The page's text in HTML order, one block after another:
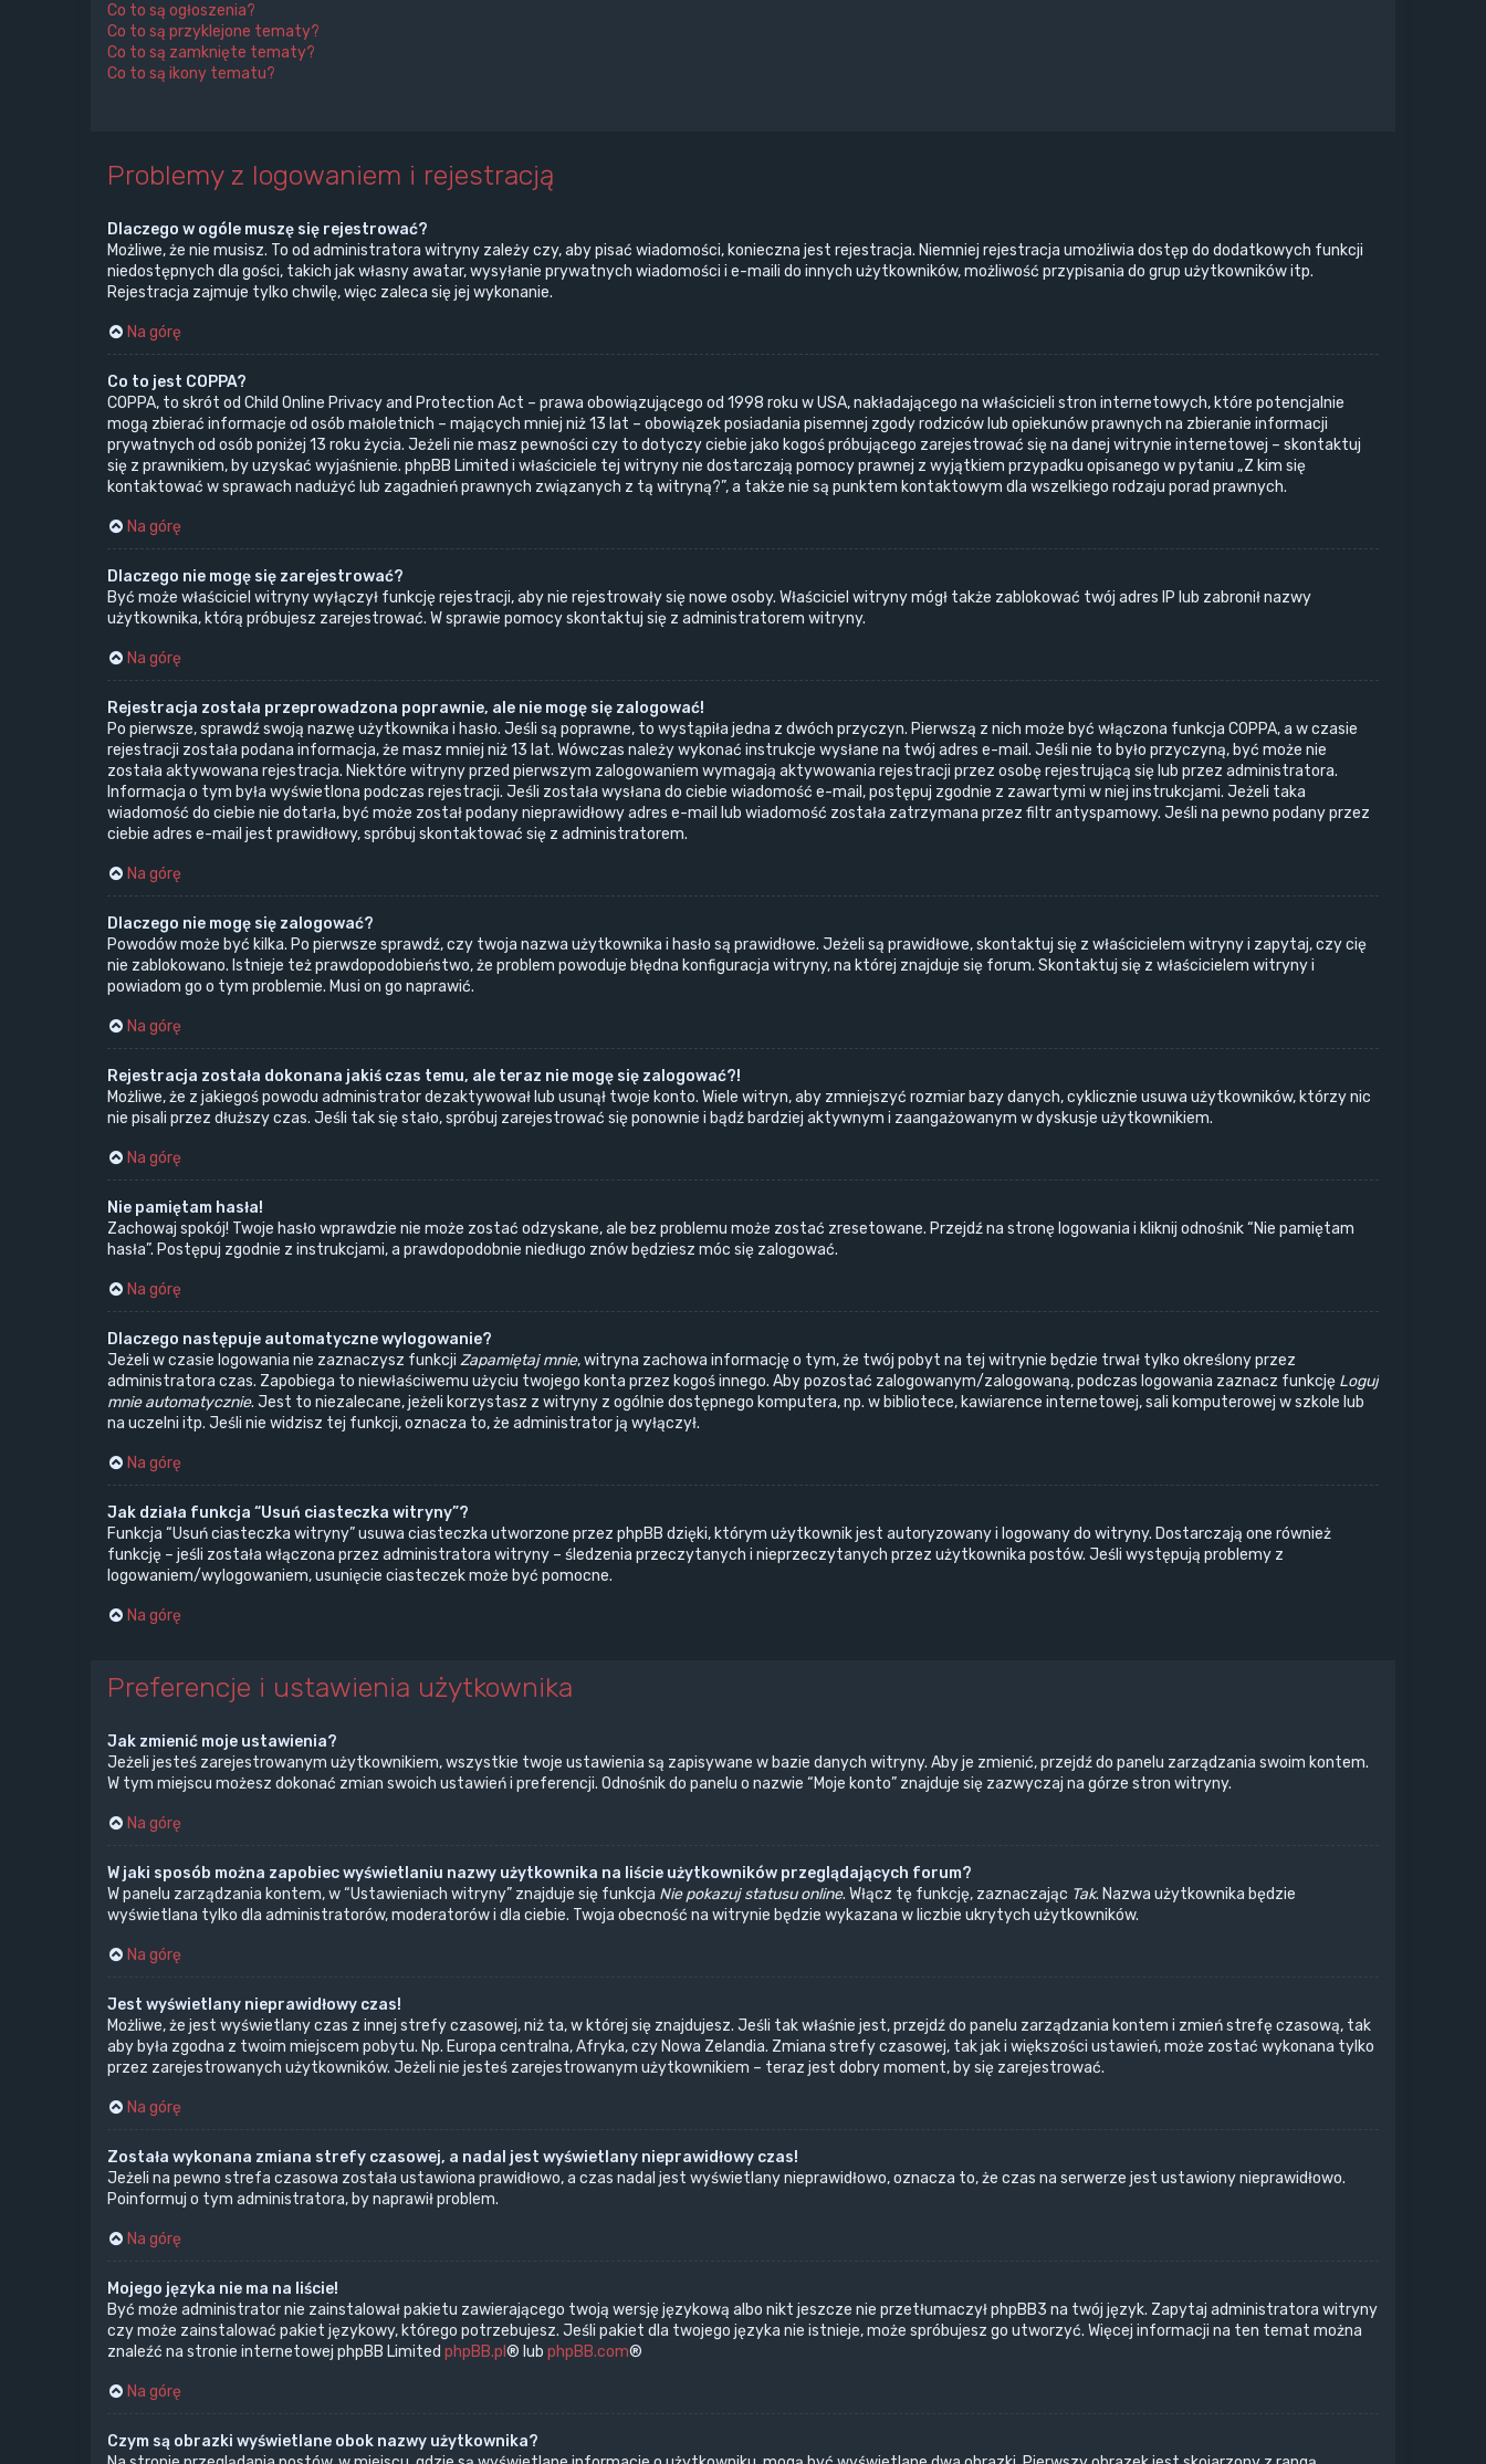
Co to są ogłoszenia?
Co to są przyklejone tematy?
Co to są zamknięte tematy?
Co to są ikony tematu?
Problemy z logowaniem i rejestracją
Dlaczego w ogóle muszę się rejestrować?
Możliwe, że nie musisz. To od administratora witryny zależy czy, aby pisać wiadomości, konieczna jest rejestracja. Niemniej rejestracja umożliwia dostęp do dodatkowych funkcji
niedostępnych dla gości, takich jak własny awatar, wysyłanie prywatnych wiadomości i e-maili do innych użytkowników, możliwość przypisania do grup użytkowników itp.
Rejestracja zajmuje tylko chwilę, więc zaleca się jej wykonanie.
Na górę
Co to jest COPPA?
COPPA, to skrót od Child Online Privacy and Protection Act – prawa obowiązującego od 1998 roku w USA, nakładającego na właścicieli stron internetowych, które potencjalnie
mogą zbierać informacje od osób małoletnich – mających mniej niż 13 lat – obowiązek posiadania pisemnej zgody rodziców lub opiekunów prawnych na zbieranie informacji
prywatnych od osób poniżej 13 roku życia. Jeżeli nie masz pewności czy to dotyczy ciebie jako kogoś próbującego zarejestrować się na danej witrynie internetowej – skontaktuj
się z prawnikiem, by uzyskać wyjaśnienie. phpBB Limited i właściciele tej witryny nie dostarczają pomocy prawnej z wyjątkiem przypadku opisanego w pytaniu „Z kim się
kontaktować w sprawach nadużyć lub zagadnień prawnych związanych z tą witryną?”, a także nie są punktem kontaktowym dla wszelkiego rodzaju porad prawnych.
Na górę
Dlaczego nie mogę się zarejestrować?
Być może właściciel witryny wyłączył funkcję rejestracji, aby nie rejestrowały się nowe osoby. Właściciel witryny mógł także zablokować twój adres IP lub zabronił nazwy
użytkownika, którą próbujesz zarejestrować. W sprawie pomocy skontaktuj się z administratorem witryny.
Na górę
Rejestracja została przeprowadzona poprawnie, ale nie mogę się zalogować!
Po pierwsze, sprawdź swoją nazwę użytkownika i hasło. Jeśli są poprawne, to wystąpiła jedna z dwóch przyczyn. Pierwszą z nich może być włączona funkcja COPPA, a w czasie
rejestracji została podana informacja, że masz mniej niż 13 lat. Wówczas należy wykonać instrukcje wysłane na twój adres e-mail. Jeśli nie to było przyczyną, być może nie
została aktywowana rejestracja. Niektóre witryny przed pierwszym zalogowaniem wymagają aktywowania rejestracji przez osobę rejestrującą się lub przez administratora.
Informacja o tym była wyświetlona podczas rejestracji. Jeśli została wysłana do ciebie wiadomość e-mail, postępuj zgodnie z zawartymi w niej instrukcjami. Jeżeli taka
wiadomość do ciebie nie dotarła, być może został podany nieprawidłowy adres e-mail lub wiadomość została zatrzymana przez filtr antyspamowy. Jeśli na pewno podany przez
ciebie adres e-mail jest prawidłowy, spróbuj skontaktować się z administratorem.
Na górę
Dlaczego nie mogę się zalogować?
Powodów może być kilka. Po pierwsze sprawdź, czy twoja nazwa użytkownika i hasło są prawidłowe. Jeżeli są prawidłowe, skontaktuj się z właścicielem witryny i zapytaj, czy cię
nie zablokowano. Istnieje też prawdopodobieństwo, że problem powoduje błędna konfiguracja witryny, na której znajduje się forum. Skontaktuj się z właścicielem witryny i
powiadom go o tym problemie. Musi on go naprawić.
Na górę
Rejestracja została dokonana jakiś czas temu, ale teraz nie mogę się zalogować?!
Możliwe, że z jakiegoś powodu administrator dezaktywował lub usunął twoje konto. Wiele witryn, aby zmniejszyć rozmiar bazy danych, cyklicznie usuwa użytkowników, którzy nic
nie pisali przez dłuższy czas. Jeśli tak się stało, spróbuj zarejestrować się ponownie i bądź bardziej aktywnym i zaangażowanym w dyskusje użytkownikiem.
Na górę
Nie pamiętam hasła!
Zachowaj spokój! Twoje hasło wprawdzie nie może zostać odzyskane, ale bez problemu może zostać zresetowane. Przejdź na stronę logowania i kliknij odnośnik “Nie pamiętam
hasła”. Postępuj zgodnie z instrukcjami, a prawdopodobnie niedługo znów będziesz móc się zalogować.
Na górę
Dlaczego następuje automatyczne wylogowanie?
Jeżeli w czasie logowania nie zaznaczysz funkcji Zapamiętaj mnie, witryna zachowa informację o tym, że twój pobyt na tej witrynie będzie trwał tylko określony przez
administratora czas. Zapobiega to niewłaściwemu użyciu twojego konta przez kogoś innego. Aby pozostać zalogowanym/zalogowaną, podczas logowania zaznacz funkcję Loguj
mnie automatycznie. Jest to niezalecane, jeżeli korzystasz z witryny z ogólnie dostępnego komputera, np. w bibliotece, kawiarence internetowej, sali komputerowej w szkole lub
na uczelni itp. Jeśli nie widzisz tej funkcji, oznacza to, że administrator ją wyłączył.
Na górę
Jak działa funkcja “Usuń ciasteczka witryny”?
Funkcja “Usuń ciasteczka witryny” usuwa ciasteczka utworzone przez phpBB dzięki, którym użytkownik jest autoryzowany i logowany do witryny. Dostarczają one również
funkcję – jeśli została włączona przez administratora witryny – śledzenia przeczytanych i nieprzeczytanych przez użytkownika postów. Jeśli występują problemy z
logowaniem/wylogowaniem, usunięcie ciasteczek może być pomocne.
Na górę
Preferencje i ustawienia użytkownika
Jak zmienić moje ustawienia?
Jeżeli jesteś zarejestrowanym użytkownikiem, wszystkie twoje ustawienia są zapisywane w bazie danych witryny. Aby je zmienić, przejdź do panelu zarządzania swoim kontem.
W tym miejscu możesz dokonać zmian swoich ustawień i preferencji. Odnośnik do panelu o nazwie “Moje konto” znajduje się zazwyczaj na górze stron witryny.
Na górę
W jaki sposób można zapobiec wyświetlaniu nazwy użytkownika na liście użytkowników przeglądających forum?
W panelu zarządzania kontem, w “Ustawieniach witryny” znajduje się funkcja Nie pokazuj statusu online. Włącz tę funkcję, zaznaczając Tak. Nazwa użytkownika będzie
wyświetlana tylko dla administratorów, moderatorów i dla ciebie. Twoja obecność na witrynie będzie wykazana w liczbie ukrytych użytkowników.
Na górę
Jest wyświetlany nieprawidłowy czas!
Możliwe, że jest wyświetlany czas z innej strefy czasowej, niż ta, w której się znajdujesz. Jeśli tak właśnie jest, przejdź do panelu zarządzania kontem i zmień strefę czasową, tak
aby była zgodna z twoim miejscem pobytu. Np. Europa centralna, Afryka, czy Nowa Zelandia. Zmiana strefy czasowej, tak jak i większości ustawień, może zostać wykonana tylko
przez zarejestrowanych użytkowników. Jeżeli nie jesteś zarejestrowanym użytkownikiem – teraz jest dobry moment, by się zarejestrować.
Na górę
Została wykonana zmiana strefy czasowej, a nadal jest wyświetlany nieprawidłowy czas!
Jeżeli na pewno strefa czasowa została ustawiona prawidłowo, a czas nadal jest wyświetlany nieprawidłowo, oznacza to, że czas na serwerze jest ustawiony nieprawidłowo.
Poinformuj o tym administratora, by naprawił problem.
Na górę
Mojego języka nie ma na liście!
Być może administrator nie zainstalował pakietu zawierającego twoją wersję językową albo nikt jeszcze nie przetłumaczył phpBB3 na twój język. Zapytaj administratora witryny
czy może zainstalować pakiet językowy, którego potrzebujesz. Jeśli pakiet dla twojego języka nie istnieje, może spróbujesz go utworzyć. Więcej informacji na ten temat można
znaleźć na stronie internetowej phpBB Limited phpBB.pl ® lub phpBB.com®
Na górę
Czym są obrazki wyświetlane obok nazwy użytkownika?